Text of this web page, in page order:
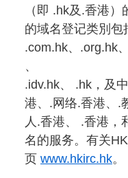
（即 .hk及.香港
的域名登记类別包
.com.hk、.org.hk
、
.idv.hk、 .hk，及
港、.网络.香港、.
人.香港、 .香港，
名的服务。有关
页 www.hkirc.hk。